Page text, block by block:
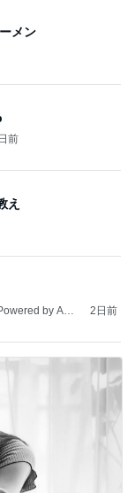
メン
前
え
by Ame
2日前